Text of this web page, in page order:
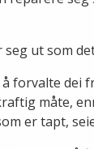
ut som
forvalte dei
måte,
er tapt,